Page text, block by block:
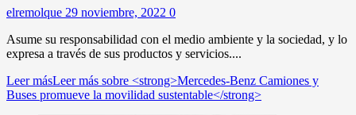
elremolque 29 noviembre, 2022 0
Asume su responsabilidad con el medio ambiente y la sociedad, y lo
expresa a través de sus productos y servicios....
Leer másLeer más sobre <strong>Mercedes-Benz Camiones y
Buses promueve la movilidad sustentable</strong>